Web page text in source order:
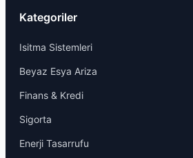
Kategoriler
Isitma Sistemleri
Beyaz Esya Ariza
Finans & Kredi
Sigorta
Enerji Tasarrufu